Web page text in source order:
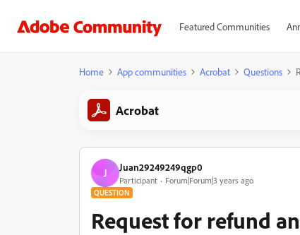
Featured Communities
Home App communities Acrobat Questions
Acrobat
J Juan29249249qgp0
Participant Forum|Forum|3 years ago
QUESTION
Request for refund